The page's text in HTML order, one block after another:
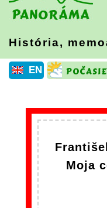
História,
EN
Moja